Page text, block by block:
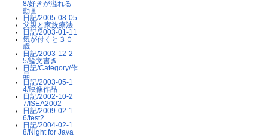
8/好きが溢れる
動画
日記/2005-08-05
父親と家族療法
日記/2003-01-11
気が付くと３０
歳
日記/2003-12-2
5/論文書き
日記/Category/作
品
日記/2003-05-1
4/映像作品
日記/2002-10-2
7/ISEA2002
日記/2009-02-1
6/test2
日記/2004-02-1
8/Night for Java